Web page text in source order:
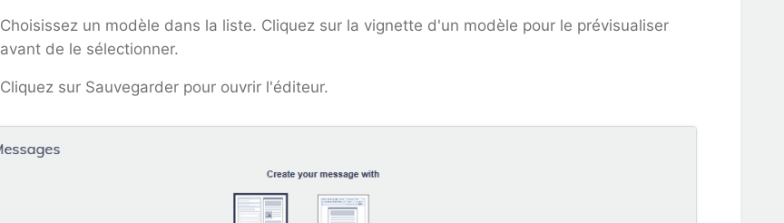
Choisissez un modèle dans la liste. Cliquez sur la vignette d'un modèle pour le prévisualiser
avant de le sélectionner.
Cliquez sur Sauvegarder pour ouvrir l'éditeur.